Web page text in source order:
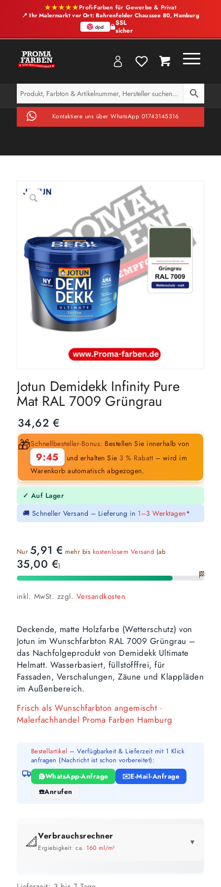
★★★★★Profi-Farben für Gewerbe & Privat
📍 Ihr Malermarkt vor Ort: Bahrenfelder Chaussee 80, Hamburg
SSL
sicher
Kontaktiere uns über WhatsApp 01743145316
Jotun Demidekk Infinity Pure
Mat RAL 7009 Grüngrau
34,62 €
🎁Schnellbesteller-Bonus: Bestellen Sie innerhalb von
9:44 und erhalten Sie 3 % Rabatt– wird im
Warenkorb automatisch abgezogen.
✓ Auf Lager
🚚 Schneller Versand – Lieferung in 1–3 Werktagen*
Nur 5,91€ mehr bis kostenlosem Versand (ab
35,00 €)
🏁
inkl. MwSt. zzgl. Versandkosten
Deckende, matte Holzfarbe (Wetterschutz) von
Jotun im Wunschfarbton RAL 7009 Grüngrau –
das Nachfolgeprodukt von Demidekk Ultimate
Helmatt. Wasserbasiert, füllstofffrei, für
Fassaden, Verschalungen, Zäune und Klappläden
im Außenbereich.
Frisch als Wunschfarbton angemischt ·
Malerfachhandel Proma Farben Hamburg
Bestellartikel – Verfügbarkeit & Lieferzeit mit 1 Klick
anfragen (Nachricht ist schon vorbereitet):
WhatsApp-Anfrage
E-Mail-Anfrage
Anrufen
📐Verbrauchsrechner
Ergiebigkeit: ca. 160 ml/m²
▼